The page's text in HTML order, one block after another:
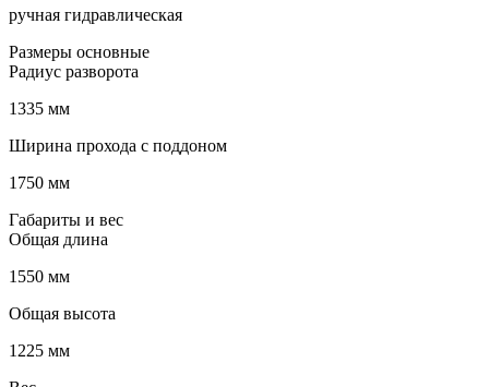
ручная гидравлическая
Размеры основные
Радиус разворота
1335 мм
Ширина прохода с поддоном
1750 мм
Габариты и вес
Общая длина
1550 мм
Общая высота
1225 мм